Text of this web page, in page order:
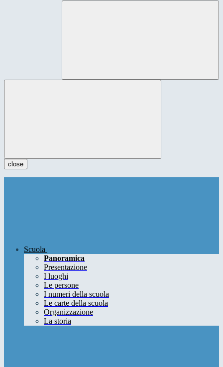
close
Scuola
Panoramica
Presentazione
I luoghi
Le persone
I numeri della scuola
Le carte della scuola
Organizzazione
La storia